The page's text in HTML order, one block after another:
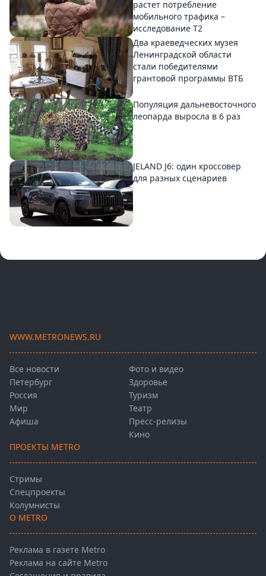
растет потребление
мобильного трафика –
исследование T2
Два краеведческих музея
Ленинградской области
стали победителями
грантовой программы ВТБ
Популяция дальневосточного
леопарда выросла в 6 раз
JELAND J6: один кроссовер
для разных сценариев
WWW.METRONEWS.RU
Все новости
Петербург
Россия
Мир
Афиша
Фото и видео
Здоровье
Туризм
Театр
Пресс-релизы
Кино
ПРОЕКТЫ METRO
Стримы
Спецпроекты
Колумнисты
О METRO
Реклама в газете Metro
Реклама на сайте Metro